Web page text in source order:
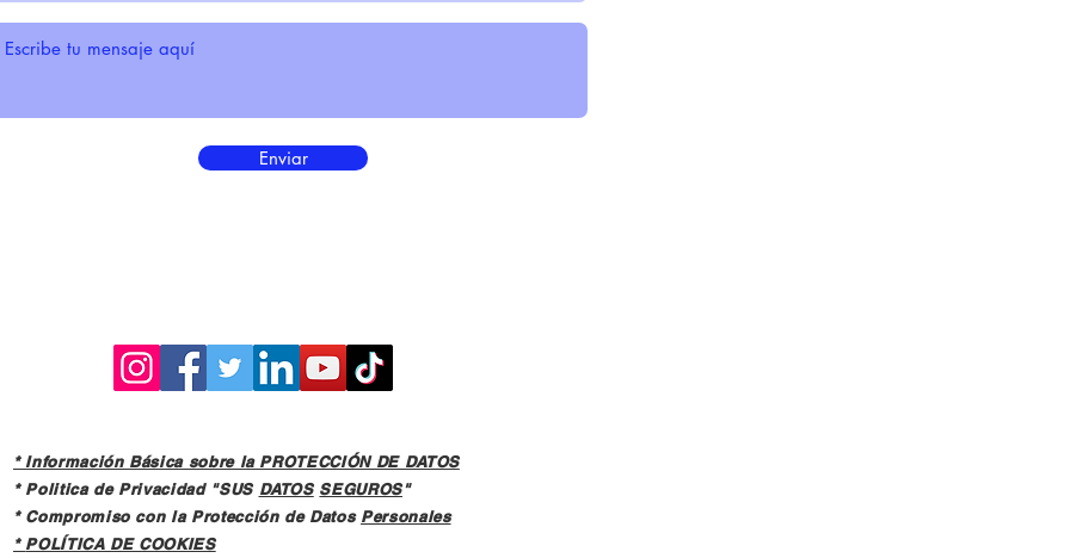
Enviar
* Información Básica sobre la PROTECCIÓN DE DATOS
* Politica de Privacidad "SUS DATOS SEGUROS"
* Compromiso con la Protección de Datos Personales
* POLÍTICA DE COOKIES